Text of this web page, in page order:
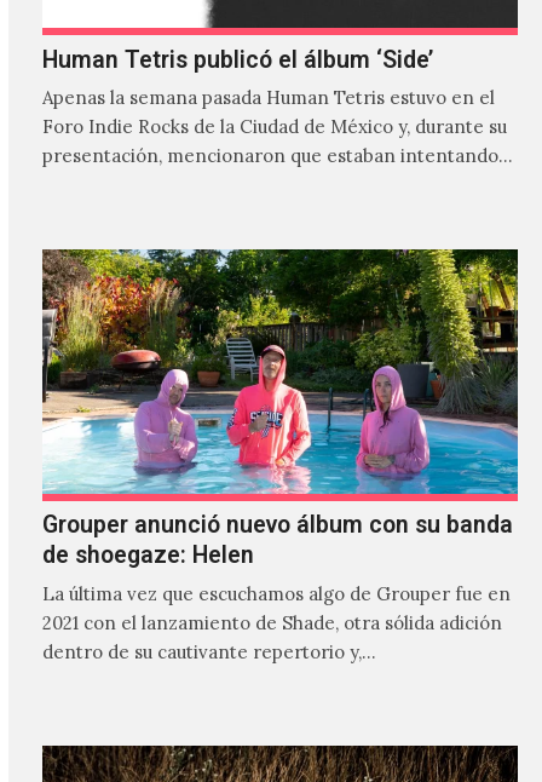
Human Tetris publicó el álbum ‘Side’
Apenas la semana pasada Human Tetris estuvo en el
Foro Indie Rocks de la Ciudad de México y, durante su
presentación, mencionaron que estaban intentando…
Grouper anunció nuevo álbum con su banda
de shoegaze: Helen
La última vez que escuchamos algo de Grouper fue en
2021 con el lanzamiento de Shade, otra sólida adición
dentro de su cautivante repertorio y,…